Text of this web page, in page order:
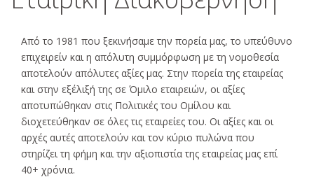
Από το 1981 που ξεκινήσαμε την πορεία μας, το υπεύθυνο
επιχειρείν και η απόλυτη συμμόρφωση με τη νομοθεσία
αποτελούν απόλυτες αξίες μας. Στην πορεία της εταιρείας
και στην εξέλιξή της σε Όμιλο εταιρειών, οι αξίες
αποτυπώθηκαν στις Πολιτικές του Ομίλου και
διοχετεύθηκαν σε όλες τις εταιρείες του. Οι αξίες και οι
αρχές αυτές αποτελούν και τον κύριο πυλώνα που
στηρίζει τη φήμη και την αξιοπιστία της εταιρείας μας επί
40+ χρόνια.